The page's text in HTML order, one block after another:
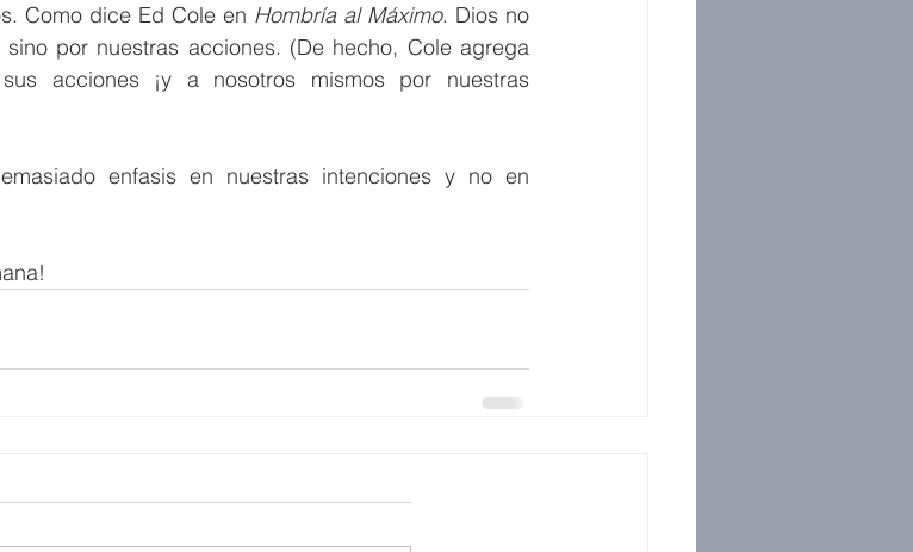
Como dice Ed Cole en Hombría al Máximo. Dios no
por nuestras acciones. (De hecho, Cole agrega
acciones ¡y a nosotros mismos por nuestras
enfasis en nuestras intenciones y no en